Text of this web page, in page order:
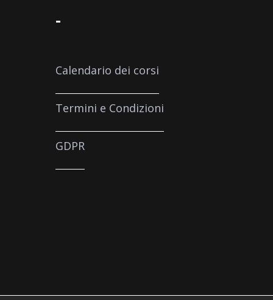
-
Calendario dei corsi
Termini e Condizioni
GDPR